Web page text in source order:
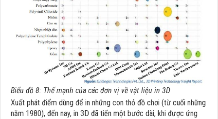
Biểu đồ 8: Thế mạnh của các đơn vị về vật liệu in 3D
Xuất phát điểm dùng để in những con thỏ đồ chơi (từ cuối những
năm 1980), đến nay, in 3D đã tiến một bước dài, khi được ứng